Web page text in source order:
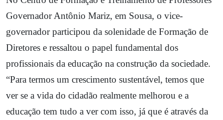
Governador Antônio Mariz, em Sousa, o vice-
governador participou da solenidade de Formação de
Diretores e ressaltou o papel fundamental dos
profissionais da educação na construção da sociedade.
“Para termos um crescimento sustentável, temos que
ver se a vida do cidadão realmente melhorou e a
educação tem tudo a ver com isso, já que é através da